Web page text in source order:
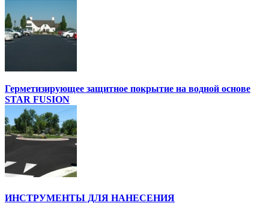
Герметизирующее защитное покрытие на водной основе
STAR FUSION
ИНСТРУМЕНТЫ ДЛЯ НАНЕСЕНИЯ